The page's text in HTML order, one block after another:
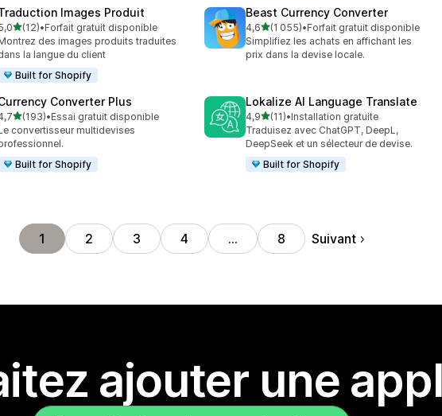
Images Produit
étoile(s) sur 5
(12)
avis au total
•Forfait gratuit disponible
des images produits traduites
la langue du client
Built for Shopify
Beast Currency Converter
4,6étoile(s) sur 5
(1 055)
1055 avis au total
•Forfait gratuit disponible
Simplifiez les achats en affichant les
prix dans la devise locale.
Converter Plus
étoile(s) sur 5
(193)
avis au total
•Essai gratuit disponible
convertisseur multidevises
Built for Shopify
Lokalize AI Language Translate
4,9étoile(s) sur 5
(11)
11 avis au total
•Installation gratuite
Traduisez avec ChatGPT, DeepL,
DeepSeek et un sélecteur de devise.
Built for Shopify
1 2 3 4 … 8 Suivant
ajouter une